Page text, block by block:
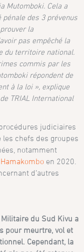
Mutomboki. Cela a
des 3 prévenus
la
pas empêché la
du territoire national.
commis par les
répondent de
à la loi », explique
TRIAL International
judiciaires
chefs des groupes
notamment
en 2020.
d’autres
du Sud Kivu a
pour meurtre, vol et
Cependant, la